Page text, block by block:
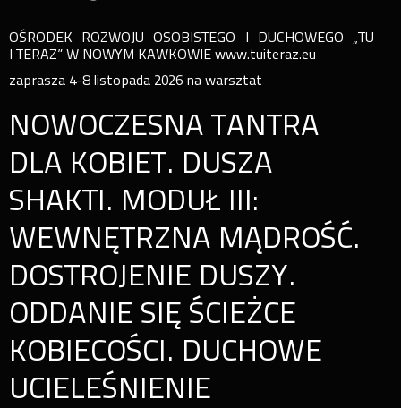
OŚRODEK ROZWOJU OSOBISTEGO I DUCHOWEGO „TU
I TERAZ” W NOWYM KAWKOWIE www.tuiteraz.eu
zaprasza 4-8 listopada 2026 na warsztat
NOWOCZESNA TANTRA
DLA KOBIET. DUSZA
SHAKTI. MODUŁ III:
WEWNĘTRZNA MĄDROŚĆ.
DOSTROJENIE DUSZY.
ODDANIE SIĘ ŚCIEŻCE
KOBIECOŚCI. DUCHOWE
UCIELEŚNIENIE